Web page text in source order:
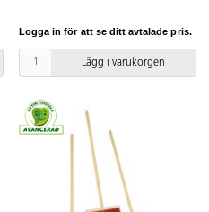
stl. 4, 8 bandyklubbor i två olika
färger, 3 vita bandybollar och en
förpackning med 6 lite större
rockringar i 2 olika storlekar, ett
set med 10 sifferkoner samt 2
tennisracketar med 3 bollar. 4
smidiga vattentäta
förvaringslådor samt 3 krokar
Logga in för att se ditt avtalade pris.
Lägg i varukorgen